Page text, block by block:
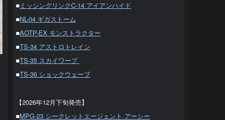
■ ミッシングリンクC-14 アイアンハイド
■NL-04 ギガストーム
■AOTP-EX モンストラクター
■TS-34 アストロトレイン
■TS-35 スカイワープ
■TS-36 ショックウェーブ
【2026年12月下旬発売】
■MPG-23 シークレットエージェント アーシー